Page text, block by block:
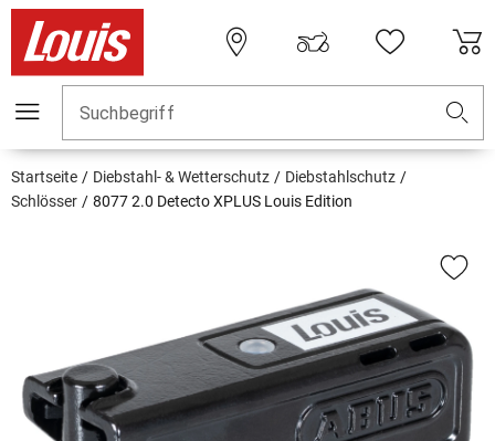
Suchbegriff
Startseite Diebstahl- & Wetterschutz
Diebstahlschutz
Schlösser
8077 2.0 Detecto XPLUS Louis Edition